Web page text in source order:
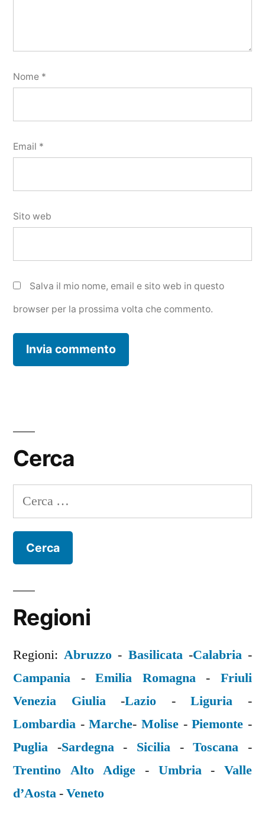
Nome *
Email *
Sito web
Salva il mio nome, email e sito web in questo
browser per la prossima volta che commento.
Cerca
Ricerca
per:
Regioni
Regioni:Abruzzo - Basilicata-Calabria-
Campania -Emilia Romagna-Friuli
Venezia Giulia-Lazio -Liguria -
Lombardia -Marche-Molise -Piemonte -
Puglia -Sardegna- Sicilia -Toscana -
Trentino Alto Adige - Umbria-Valle
d’Aosta-Veneto